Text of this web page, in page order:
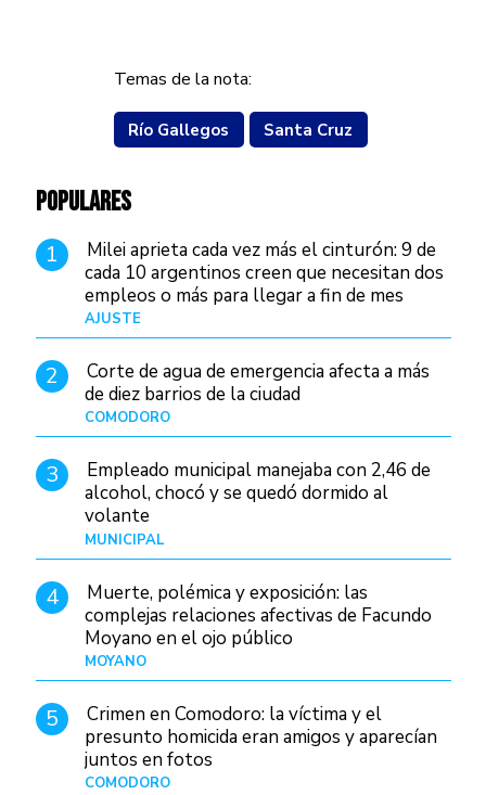
Temas de la nota:
Río Gallegos Santa Cruz
POPULARES
1
Milei aprieta cada vez más el cinturón: 9 de
cada 10 argentinos creen que necesitan dos
empleos o más para llegar a fin de mes
AJUSTE
2
Corte de agua de emergencia afecta a más
de diez barrios de la ciudad
COMODORO
3
Empleado municipal manejaba con 2,46 de
alcohol, chocó y se quedó dormido al
volante
MUNICIPAL
4
Muerte, polémica y exposición: las
complejas relaciones afectivas de Facundo
Moyano en el ojo público
MOYANO
5
Crimen en Comodoro: la víctima y el
presunto homicida eran amigos y aparecían
juntos en fotos
COMODORO